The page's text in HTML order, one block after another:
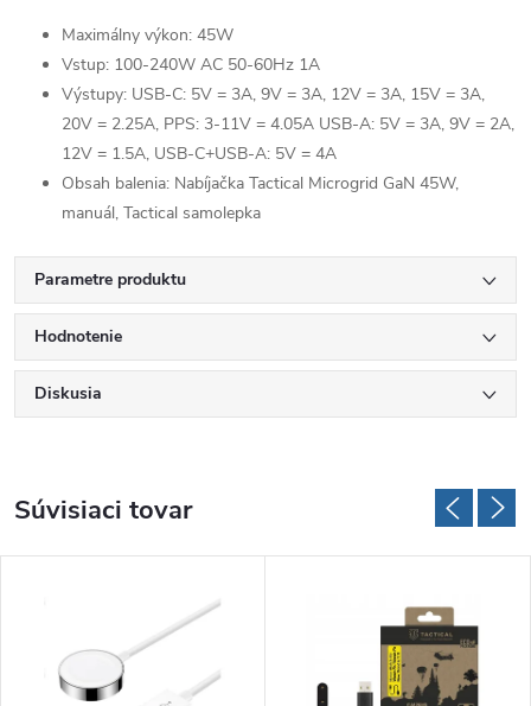
Maximálny výkon: 45W
Vstup: 100-240W AC 50-60Hz 1A
Výstupy: USB-C: 5V = 3A, 9V = 3A, 12V = 3A, 15V = 3A,
20V = 2.25A, PPS: 3-11V = 4.05A USB-A: 5V = 3A, 9V = 2A,
12V = 1.5A, USB-C+USB-A: 5V = 4A
Obsah balenia: Nabíjačka Tactical Microgrid GaN 45W,
manuál, Tactical samolepka
Parametre produktu
Hodnotenie
Diskusia
Súvisiaci tovar